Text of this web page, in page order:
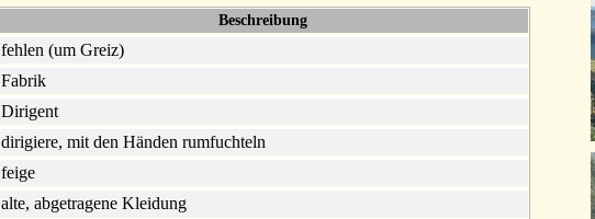
Beschreibung
fehlen (um Greiz)
Fabrik
Dirigent
dirigiere, mit den Händen rumfuchteln
feige
alte, abgetragene Kleidung